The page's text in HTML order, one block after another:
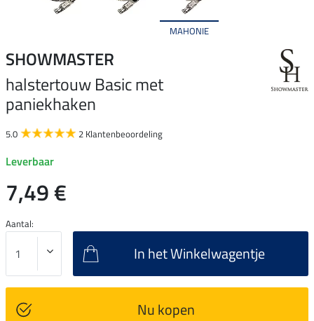
MAHONIE
SHOWMASTER
halstertouw Basic met
paniekhaken
5.0 2 Klantenbeoordeling
Leverbaar
7,49 €
Aantal:
In het Winkelwagentje
Nu kopen